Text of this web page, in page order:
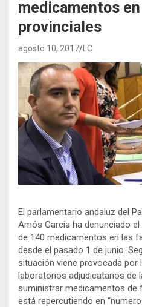
medicamentos
provinciales
agosto 10, 2017 LC
El parlamentario andaluz del
Amós García ha denunciado
de 140 medicamentos en las
desde el pasado 1 de junio.
situación viene provocada por
laboratorios adjudicatarios de
suministrar medicamentos de
está repercutiendo en